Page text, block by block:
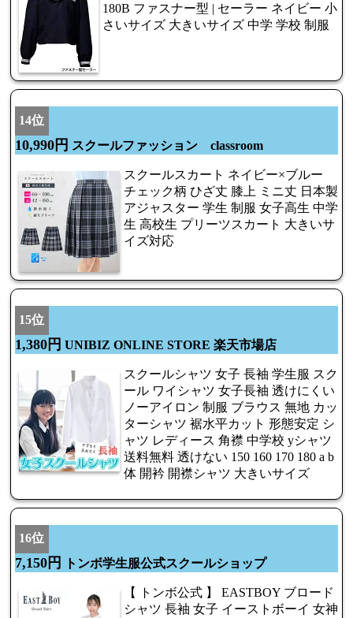
180B ファスナー型 | セーラー ネイビー 小
さいサイズ 大きいサイズ 中学 学校 制服
14位
10,990円 スクールファッション classroom
スクールスカート ネイビー×ブルー
チェック柄 ひざ丈 膝上 ミニ丈 日本製
アジャスター 学生 制服 女子高生 中学
生 高校生 プリーツスカート 大きいサ
イズ対応
15位
1,380円 UNIBIZ ONLINE STORE 楽天市場店
スクールシャツ 女子 長袖 学生服 スク
ール ワイシャツ 女子長袖 透けにくい
ノーアイロン 制服 ブラウス 無地 カッ
ターシャツ 裾水平カット 形態安定 シ
ャツ レディース 角襟 中学校 yシャツ
送料無料 透けない 150 160 170 180 a b
体 開衿 開襟シャツ 大きいサイズ
16位
7,150円 トンボ学生服公式スクールショップ
【 トンボ公式 】 EASTBOY ブロード
シャツ 長袖 女子 イーストボーイ 女神